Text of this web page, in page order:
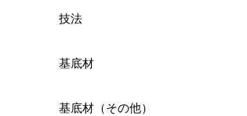
技法
基底材
基底材（その他）